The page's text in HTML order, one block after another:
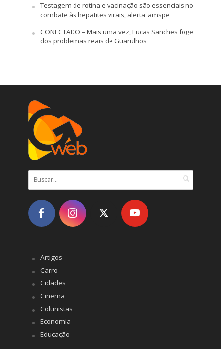
Testagem de rotina e vacinação são essenciais no
combate às hepatites virais, alerta Iamspe
CONECTADO – Mais uma vez, Lucas Sanches foge
dos problemas reais de Guarulhos
Artigos
Carro
Cidades
Cinema
Colunistas
Economia
Educação